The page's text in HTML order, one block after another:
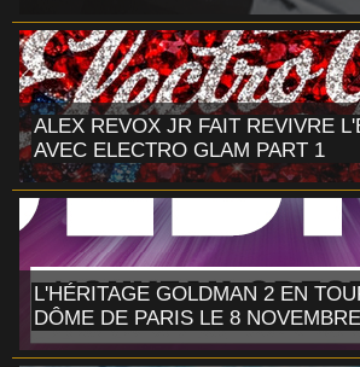
ALEX REVOX JR FAIT REVIVRE
AVEC ELECTRO GLAM PART 1
L'HÉRITAGE GOLDMAN 2 EN
DÔME DE PARIS LE 8